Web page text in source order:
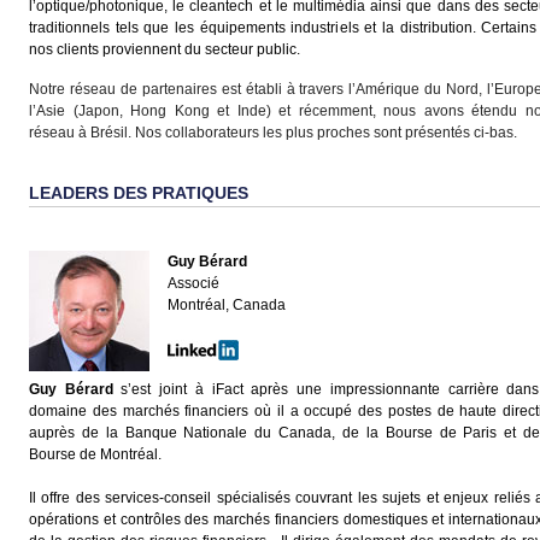
l’optique/photonique, le cleantech et le multimédia ainsi que dans des
traditionnels tels que les équipements industriels et la distribution.
nos clients proviennent du secteur public.
Notre réseau de partenaires est établi à travers l’Amérique du Nord,
l’Asie (Japon, Hong Kong et Inde) et récemment, nous avons étendu
réseau à Brésil. Nos collaborateurs les plus proches sont présentés ci-bas.
LEADERS DES PRATIQUES
Guy Bérard
Associé
Montréal, Canada
Guy Bérard s’est joint à iFact après une impressionnante carrière
domaine des marchés financiers où il a occupé des postes de haute
auprès de la Banque Nationale du Canada, de la Bourse de Paris et
Bourse de Montréal.
Il offre des services-conseil spécialisés couvrant les sujets et enjeux reliés
opérations et contrôles des marchés financiers domestiques et